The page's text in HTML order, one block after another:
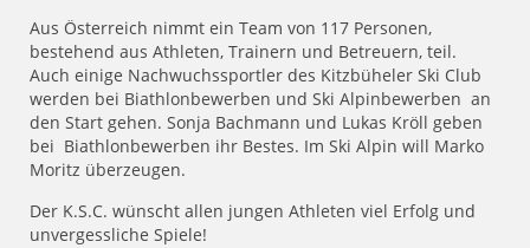
Aus Österreich nimmt ein Team von 117 Personen,
bestehend aus Athleten, Trainern und Betreuern, teil.
Auch einige Nachwuchssportler des Kitzbüheler Ski Club
werden bei Biathlonbewerben und Ski Alpinbewerben an
den Start gehen. Sonja Bachmann und Lukas Kröll geben
bei Biathlonbewerben ihr Bestes. Im Ski Alpin will Marko
Moritz überzeugen.
Der K.S.C. wünscht allen jungen Athleten viel Erfolg und
unvergessliche Spiele!